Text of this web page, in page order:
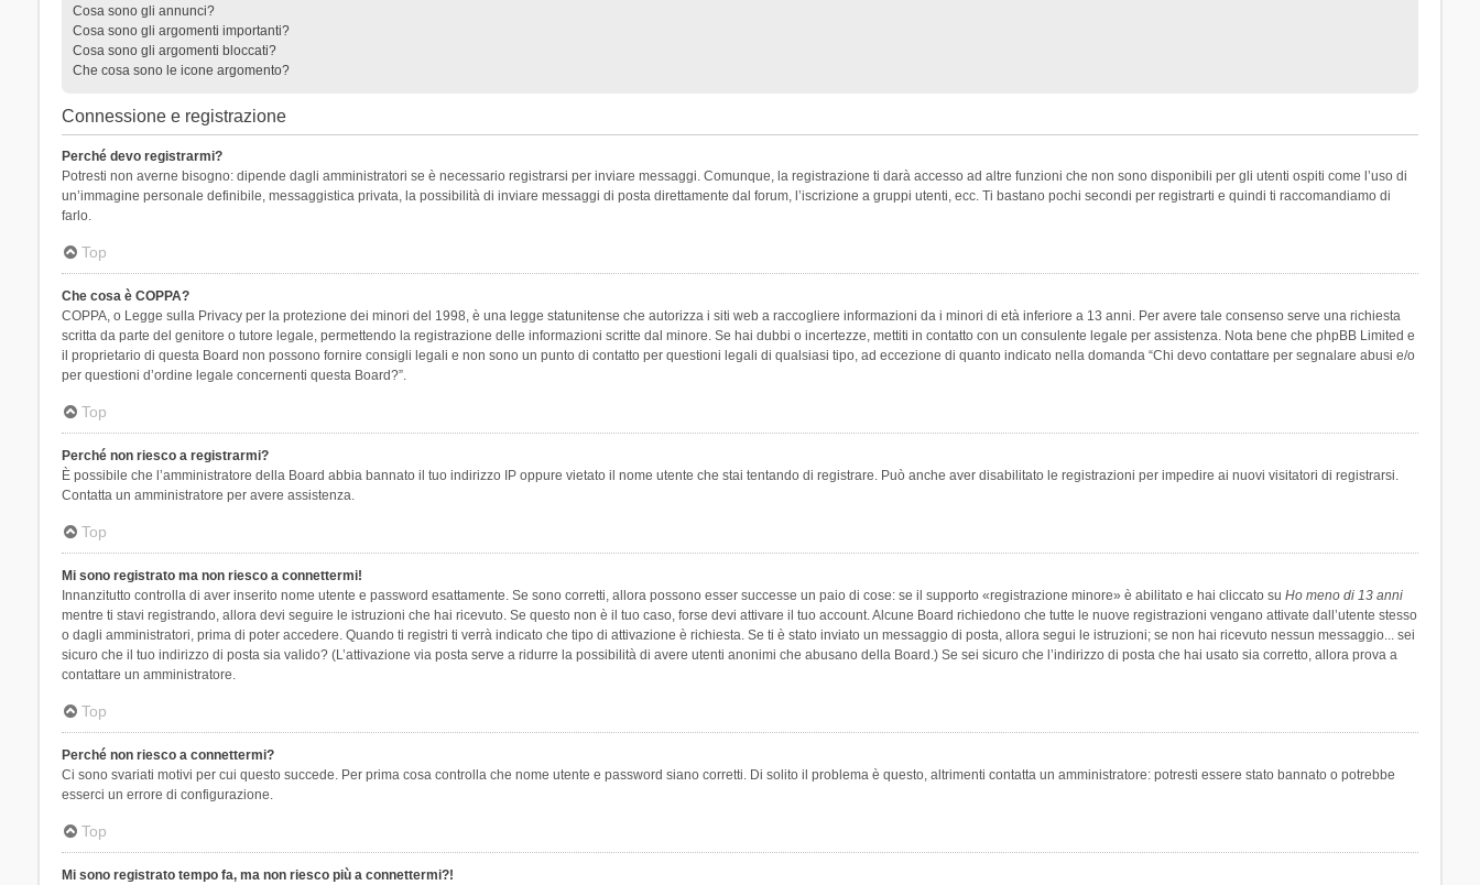
Cosa sono gli annunci?
Cosa sono gli argomenti importanti?
Cosa sono gli argomenti bloccati?
Che cosa sono le icone argomento?
Connessione e registrazione
Perché devo registrarmi?
Potresti non averne bisogno: dipende dagli amministratori se è necessario registrarsi per inviare messaggi. Comunque, la registrazione ti darà accesso ad altre funzioni che non sono disponibili per gli utenti ospiti come l’uso di
un’immagine personale definibile, messaggistica privata, la possibilità di inviare messaggi di posta direttamente dal forum, l’iscrizione a gruppi utenti, ecc. Ti bastano pochi secondi per registrarti e quindi ti raccomandiamo di
farlo.
Top
Che cosa è COPPA?
COPPA, o Legge sulla Privacy per la protezione dei minori del 1998, è una legge statunitense che autorizza i siti web a raccogliere informazioni da i minori di età inferiore a 13 anni. Per avere tale consenso serve una richiesta
scritta da parte del genitore o tutore legale, permettendo la registrazione delle informazioni scritte dal minore. Se hai dubbi o incertezze, mettiti in contatto con un consulente legale per assistenza. Nota bene che phpBB Limited e
il proprietario di questa Board non possono fornire consigli legali e non sono un punto di contatto per questioni legali di qualsiasi tipo, ad eccezione di quanto indicato nella domanda “Chi devo contattare per segnalare abusi e/o
per questioni d’ordine legale concernenti questa Board?”.
Top
Perché non riesco a registrarmi?
È possibile che l’amministratore della Board abbia bannato il tuo indirizzo IP oppure vietato il nome utente che stai tentando di registrare. Può anche aver disabilitato le registrazioni per impedire ai nuovi visitatori di registrarsi.
Contatta un amministratore per avere assistenza.
Top
Mi sono registrato ma non riesco a connettermi!
Innanzitutto controlla di aver inserito nome utente e password esattamente. Se sono corretti, allora possono esser successe un paio di cose: se il supporto «registrazione minore» è abilitato e hai cliccato su Ho meno di 13 anni
mentre ti stavi registrando, allora devi seguire le istruzioni che hai ricevuto. Se questo non è il tuo caso, forse devi attivare il tuo account. Alcune Board richiedono che tutte le nuove registrazioni vengano attivate dall’utente stesso
o dagli amministratori, prima di poter accedere. Quando ti registri ti verrà indicato che tipo di attivazione è richiesta. Se ti è stato inviato un messaggio di posta, allora segui le istruzioni; se non hai ricevuto nessun messaggio... sei
sicuro che il tuo indirizzo di posta sia valido? (L’attivazione via posta serve a ridurre la possibilità di avere utenti anonimi che abusano della Board.) Se sei sicuro che l’indirizzo di posta che hai usato sia corretto, allora prova a
contattare un amministratore.
Top
Perché non riesco a connettermi?
Ci sono svariati motivi per cui questo succede. Per prima cosa controlla che nome utente e password siano corretti. Di solito il problema è questo, altrimenti contatta un amministratore: potresti essere stato bannato o potrebbe
esserci un errore di configurazione.
Top
Mi sono registrato tempo fa, ma non riesco più a connettermi?!